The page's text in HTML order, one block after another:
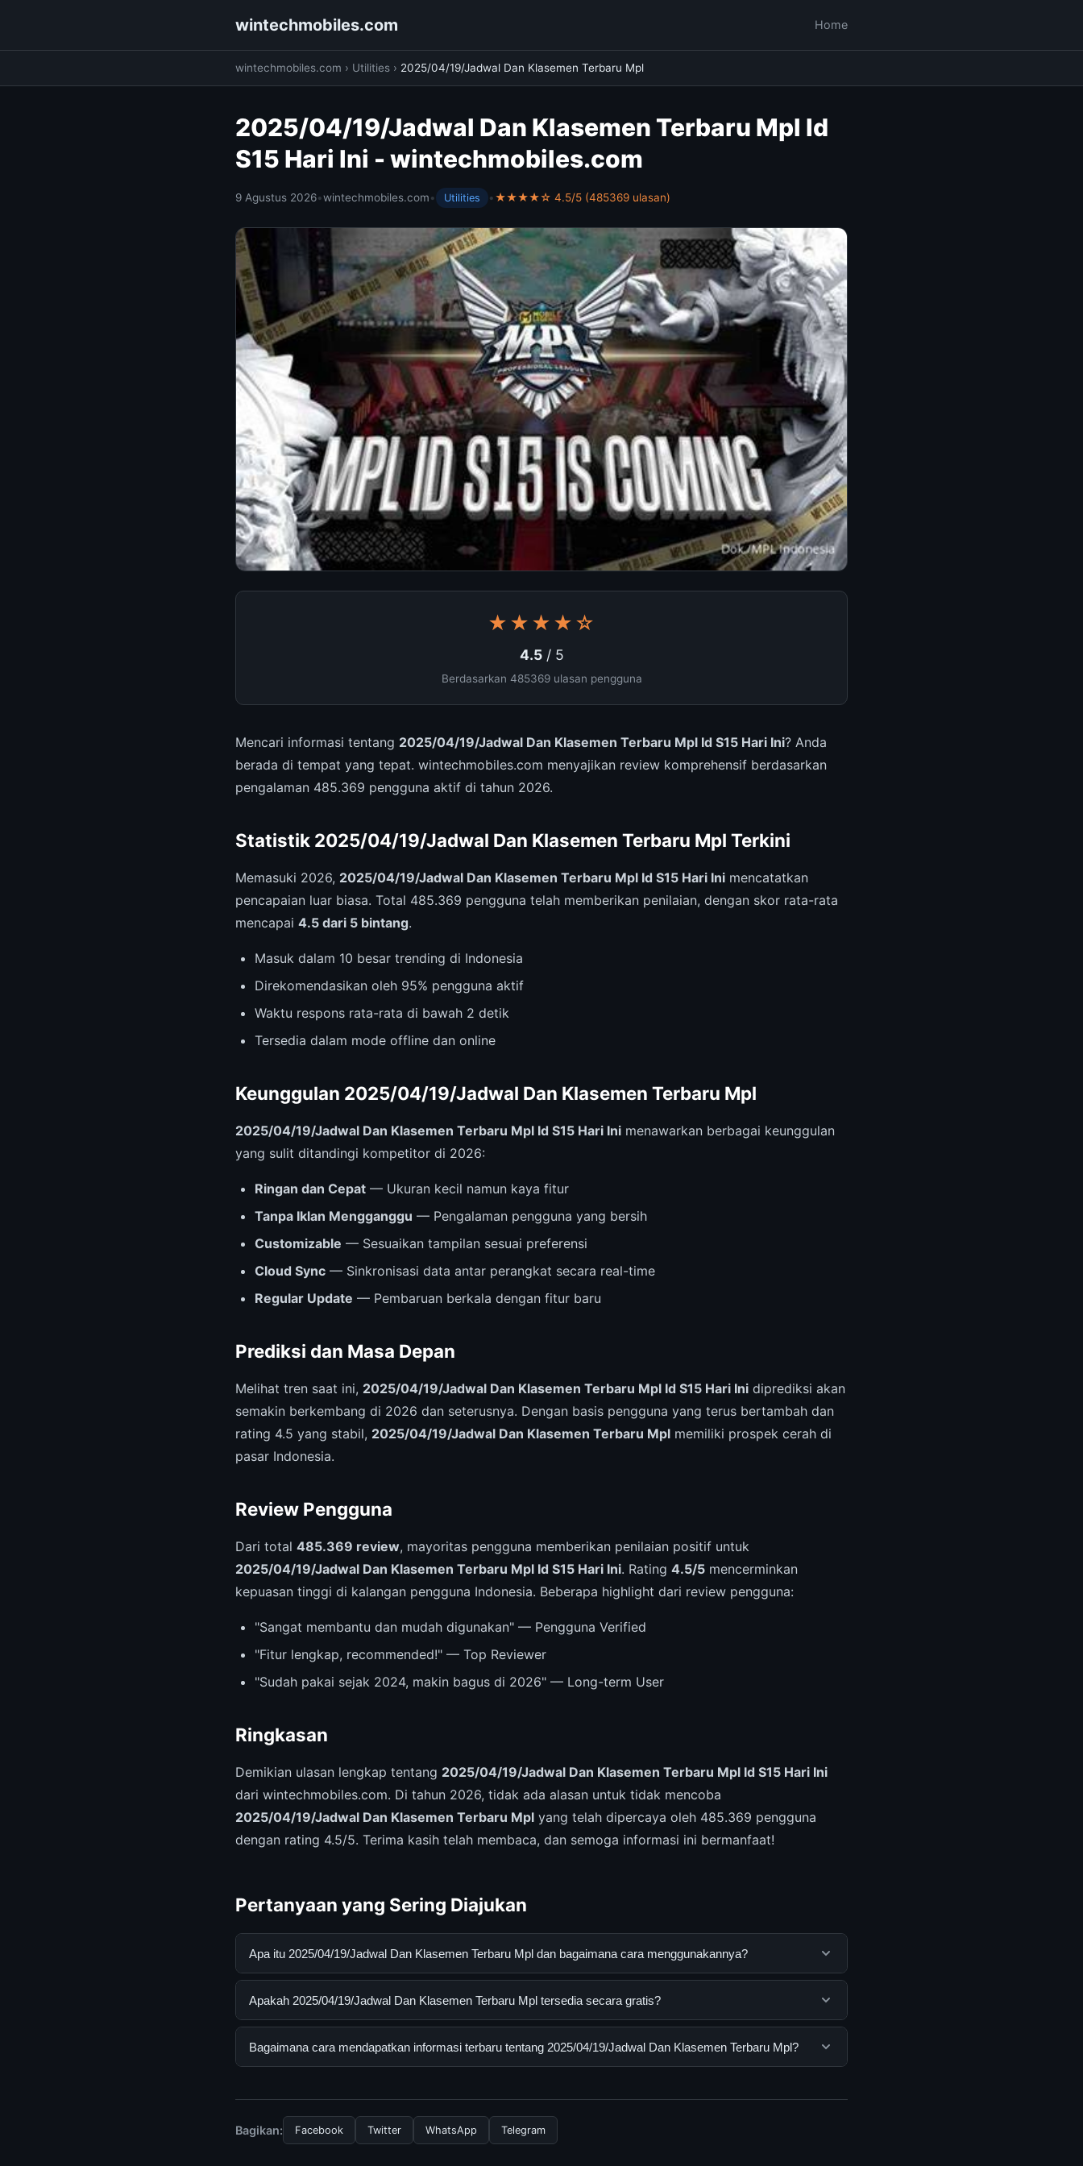
wintechmobiles.com Home
wintechmobiles.com › Utilities › 2025/04/19/Jadwal Dan Klasemen Terbaru Mpl
2025/04/19/Jadwal Dan Klasemen Terbaru Mpl Id
S15 Hari Ini - wintechmobiles.com
9 Agustus 2026•wintechmobiles.com• Utilities •★★★★☆ 4.5/5 (485369 ulasan)
★★★★☆
4.5/ 5
Berdasarkan 485369 ulasan pengguna
Mencari informasi tentang 2025/04/19/Jadwal Dan Klasemen Terbaru Mpl Id S15 Hari Ini? Anda
berada di tempat yang tepat. wintechmobiles.com menyajikan review komprehensif berdasarkan
pengalaman 485.369 pengguna aktif di tahun 2026.
Statistik 2025/04/19/Jadwal Dan Klasemen Terbaru Mpl Terkini
Memasuki 2026, 2025/04/19/Jadwal Dan Klasemen Terbaru Mpl Id S15 Hari Ini mencatatkan
pencapaian luar biasa. Total 485.369 pengguna telah memberikan penilaian, dengan skor rata-rata
mencapai 4.5 dari 5 bintang.
Masuk dalam 10 besar trending di Indonesia
Direkomendasikan oleh 95% pengguna aktif
Waktu respons rata-rata di bawah 2 detik
Tersedia dalam mode offline dan online
Keunggulan 2025/04/19/Jadwal Dan Klasemen Terbaru Mpl
2025/04/19/Jadwal Dan Klasemen Terbaru Mpl Id S15 Hari Ini menawarkan berbagai keunggulan
yang sulit ditandingi kompetitor di 2026:
Ringan dan Cepat — Ukuran kecil namun kaya fitur
Tanpa Iklan Mengganggu — Pengalaman pengguna yang bersih
Customizable — Sesuaikan tampilan sesuai preferensi
Cloud Sync — Sinkronisasi data antar perangkat secara real-time
Regular Update — Pembaruan berkala dengan fitur baru
Prediksi dan Masa Depan
Melihat tren saat ini, 2025/04/19/Jadwal Dan Klasemen Terbaru Mpl Id S15 Hari Ini diprediksi akan
semakin berkembang di 2026 dan seterusnya. Dengan basis pengguna yang terus bertambah dan
rating 4.5 yang stabil, 2025/04/19/Jadwal Dan Klasemen Terbaru Mpl memiliki prospek cerah di
pasar Indonesia.
Review Pengguna
Dari total 485.369 review, mayoritas pengguna memberikan penilaian positif untuk
2025/04/19/Jadwal Dan Klasemen Terbaru Mpl Id S15 Hari Ini. Rating 4.5/5 mencerminkan
kepuasan tinggi di kalangan pengguna Indonesia. Beberapa highlight dari review pengguna:
"Sangat membantu dan mudah digunakan" — Pengguna Verified
"Fitur lengkap, recommended!" — Top Reviewer
"Sudah pakai sejak 2024, makin bagus di 2026" — Long-term User
Ringkasan
Demikian ulasan lengkap tentang 2025/04/19/Jadwal Dan Klasemen Terbaru Mpl Id S15 Hari Ini
dari wintechmobiles.com. Di tahun 2026, tidak ada alasan untuk tidak mencoba
2025/04/19/Jadwal Dan Klasemen Terbaru Mpl yang telah dipercaya oleh 485.369 pengguna
dengan rating 4.5/5. Terima kasih telah membaca, dan semoga informasi ini bermanfaat!
Pertanyaan yang Sering Diajukan
Apa itu 2025/04/19/Jadwal Dan Klasemen Terbaru Mpl dan bagaimana cara menggunakannya?
2025/04/19/Jadwal Dan Klasemen Terbaru Mpl adalah layanan digital yang dirancang untuk membantu
mengunjungi situs resmi dan mengikuti panduan yang tersedia.
Apakah 2025/04/19/Jadwal Dan Klasemen Terbaru Mpl tersedia secara gratis?
Ya, 2025/04/19/Jadwal Dan Klasemen Terbaru Mpl dapat diakses secara gratis oleh semua pengguna.
Bagaimana cara mendapatkan informasi terbaru tentang 2025/04/19/Jadwal Dan Klasemen Terbaru Mpl?
dan terpercaya.
Bagikan: Facebook Twitter WhatsApp Telegram